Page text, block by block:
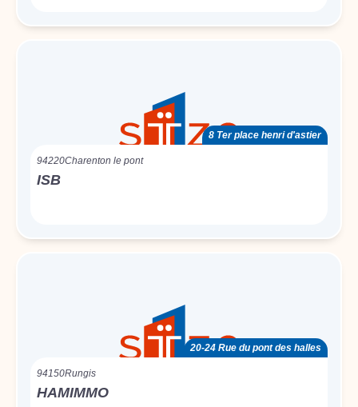
8 Ter place henri d'astier
94220Charenton le pont
ISB
20-24 Rue du pont des halles
94150Rungis
HAMIMMO